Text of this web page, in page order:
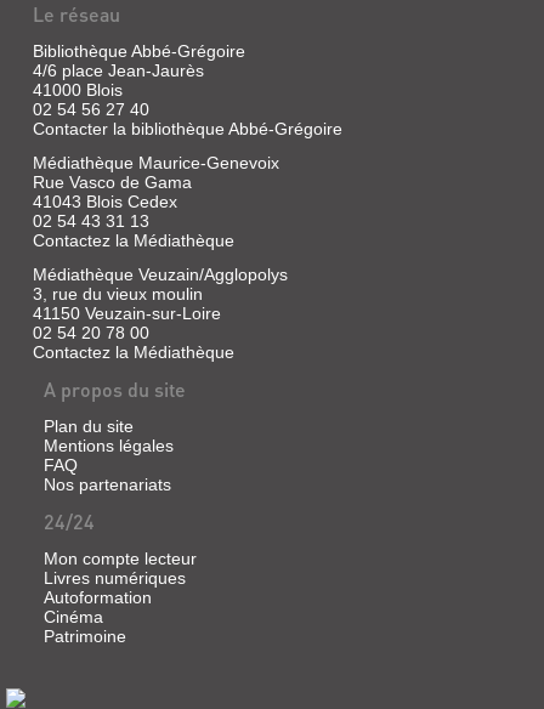
LE
Le réseau
Bibliothèque Abbé-Grégoire
4/6 place Jean-Jaurès
41000 Blois
02 54 56 27 40
Contacter la bibliothèque Abbé-Grégoire
Médiathèque Maurice-Genevoix
Rue Vasco de Gama
41043 Blois Cedex
02 54 43 31 13
Contactez la Médiathèque
Médiathèque Veuzain/Agglopolys
3, rue du vieux moulin
41150 Veuzain-sur-Loire
02 54 20 78 00
Contactez la Médiathèque
A propos du site
Plan du site
Mentions légales
FAQ
Nos partenariats
24/24
Mon compte lecteur
Livres numériques
Autoformation
Cinéma
Patrimoine